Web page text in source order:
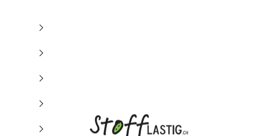
Stofflastig